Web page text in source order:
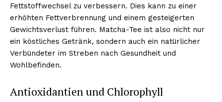
kostenlosen Newsletter
Fettstoffwechsel zu verbessern. Dies kann zu einer
erhöhten Fettverbrennung und einem gesteigerten
Gewichtsverlust führen. Matcha-Tee ist also nicht nur
ein köstliches Getränk, sondern auch ein natürlicher
Verbündeter im Streben nach Gesundheit und
Wohlbefinden.
Antioxidantien und Chlorophyll